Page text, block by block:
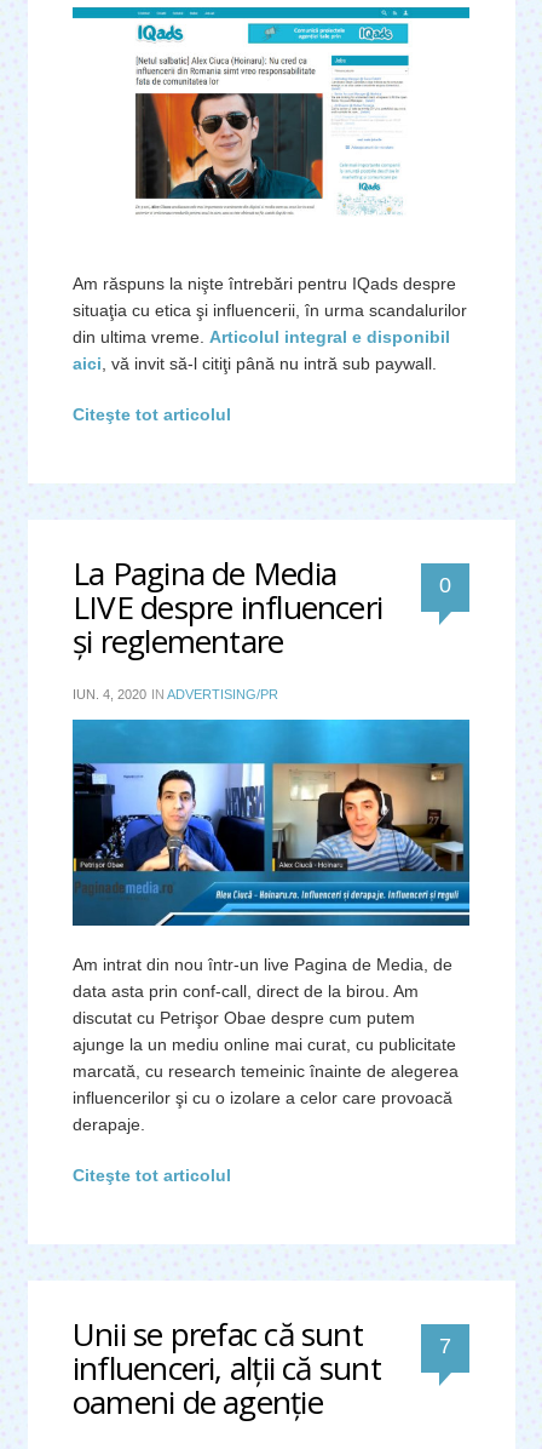
Am răspuns la nişte întrebări pentru IQads despre
situaţia cu etica şi influencerii, în urma scandalurilor
din ultima vreme. Articolul integral e disponibil
aici , vă invit să-l citiţi până nu intră sub paywall.
Citeşte tot articolul
La Pagina de Media
LIVE despre influenceri
şi reglementare
0
IUN. 4, 2020 IN ADVERTISING/PR
Am intrat din nou într-un live Pagina de Media, de
data asta prin conf-call, direct de la birou. Am
discutat cu Petrişor Obae despre cum putem
ajunge la un mediu online mai curat, cu publicitate
marcată, cu research temeinic înainte de alegerea
influencerilor şi cu o izolare a celor care provoacă
derapaje.
Citeşte tot articolul
Unii se prefac că sunt
influenceri, alţii că sunt
oameni de agenţie
7